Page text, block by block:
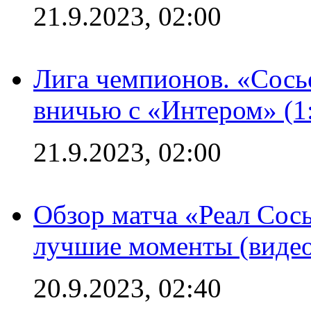
21.9.2023, 02:00
Лига чемпионов.
вничью с «Интером»
21.9.2023, 02:00
Обзор матча «Реал
лучшие моменты
20.9.2023, 02:40